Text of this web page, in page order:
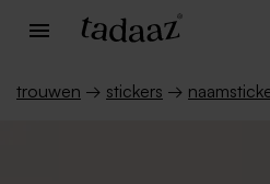
trouwen → stickers →